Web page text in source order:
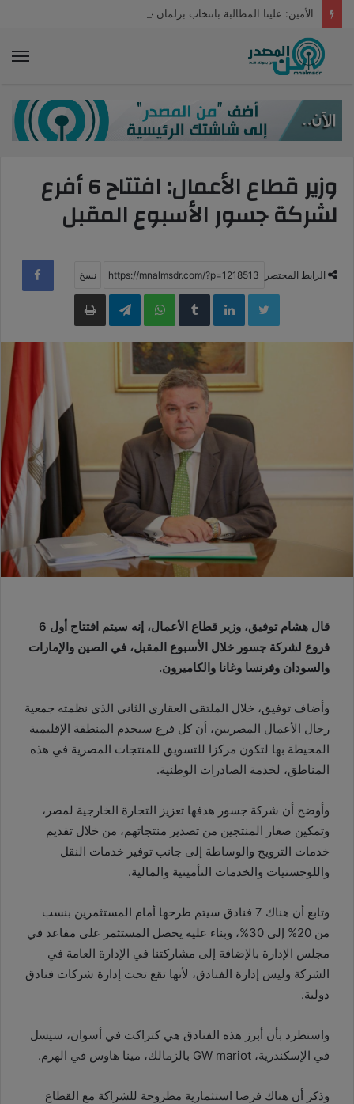
وزير قطاع الأعمال: افتتاح 6 أفرع
لشركة جسور الأسبوع المقبل
الرابط المختصر
LinkedIn
WhatsApp
Telegramطباعة
قال هشام توفيق، وزير قطاع الأعمال، إنه سيتم افتتاح أول 6
فروع لشركة جسور خلال الأسبوع المقبل، في الصين والإمارات
والسودان وفرنسا وغانا والكاميرون.
وأضاف توفيق، خلال الملتقى العقاري الثاني الذي نظمته جمعية
رجال الأعمال المصريين، أن كل فرع سيخدم المنطقة الإقليمية
المحيطة بها لتكون مركزا للتسويق للمنتجات المصرية في هذه
المناطق، لخدمة الصادرات الوطنية.
وأوضح أن شركة جسور هدفها تعزيز التجارة الخارجية لمصر،
وتمكين صغار المنتجين من تصدير منتجاتهم، من خلال تقديم
خدمات الترويج والوساطة إلى جانب توفير خدمات النقل
واللوجستيات والخدمات التأمينية والمالية.
وتابع أن هناك 7 فنادق سيتم طرحها أمام المستثمرين بنسب
من 20% إلى 30%، وبناء عليه يحصل المستثمر على مقاعد في
مجلس الإدارة بالإضافة إلى مشاركتنا في الإدارة العامة في
الشركة وليس إدارة الفنادق، لأنها تقع تحت إدارة شركات فنادق
دولية.
واستطرد بأن أبرز هذه الفنادق هي كتراكت في أسوان، سيسل
في الإسكندرية، GW mariot بالزمالك، مينا هاوس في الهرم.
وذكر أن هناك فرصا استثمارية مطروحة للشراكة مع القطاع